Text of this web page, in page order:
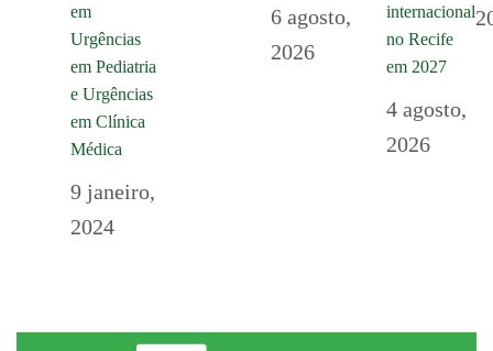
em
Urgências
em Pediatria
e Urgências
em Clínica
Médica
9 janeiro,
2024
6 agosto,
2026
internacional
no Recife
em 2027
4 agosto,
2026